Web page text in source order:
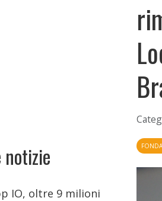
IO, oltre 9 milioni